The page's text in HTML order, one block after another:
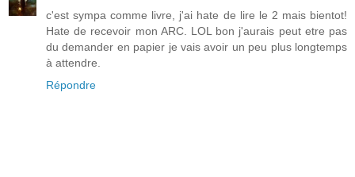
c'est sympa comme livre, j'ai hate de lire le 2 mais bientot!
Hate de recevoir mon ARC. LOL bon j'aurais peut etre pas
du demander en papier je vais avoir un peu plus longtemps
à attendre.
Répondre